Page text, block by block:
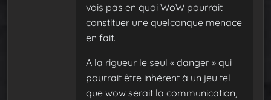
vois pas en quoi WoW pourrait
constituer une quelconque menace
en fait.
A la rigueur le seul « danger » qui
pourrait être inhérent à un jeu tel
que wow serait la communication,